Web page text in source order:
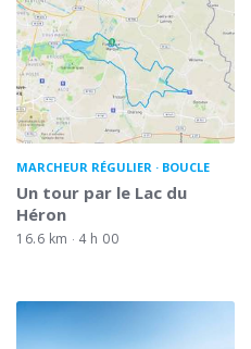
MARCHEUR RÉGULIER BOUCLE
Un tour par le Lac du
Héron
16.6 km 4 h 00